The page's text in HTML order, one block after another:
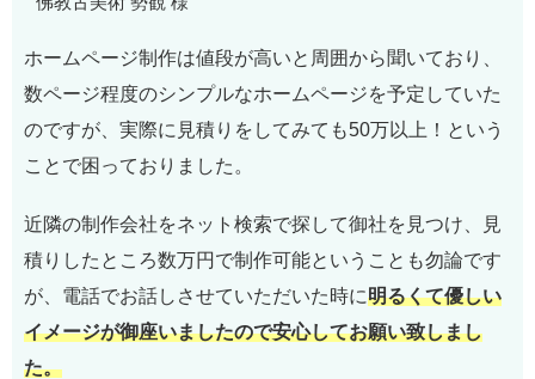
ホームページ制作は値段が高いと周囲から聞いており、
数ページ程度のシンプルなホームページを予定していた
のですが、実際に見積りをしてみても50万以上！という
ことで困っておりました。
近隣の制作会社をネット検索で探して御社を見つけ、見
積りしたところ数万円で制作可能ということも勿論です
が、電話でお話しさせていただいた時に明るくて優しい
イメージが御座いましたので安心してお願い致しまし
た。